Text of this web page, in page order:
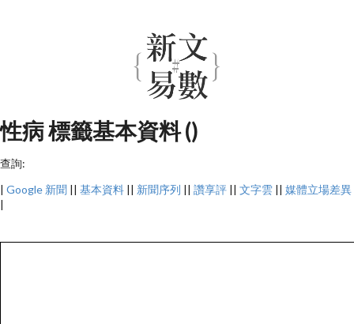
性病 標籤基本資料 ()
查詢:
| Google 新聞 || 基本資料 || 新聞序列 || 讚享評 || 文字雲 || 媒體立場差異
|